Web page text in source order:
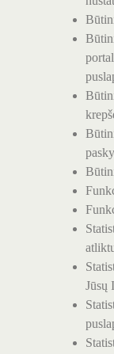
Jūsų